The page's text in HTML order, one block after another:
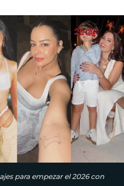
para empezar el 2026 con